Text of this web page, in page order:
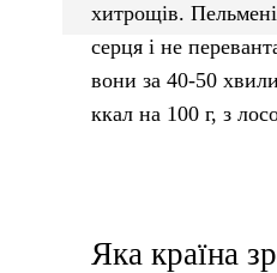
хитрощів.
серця і не
вони за 40-50
ккал на 100 г, з
Яка країна